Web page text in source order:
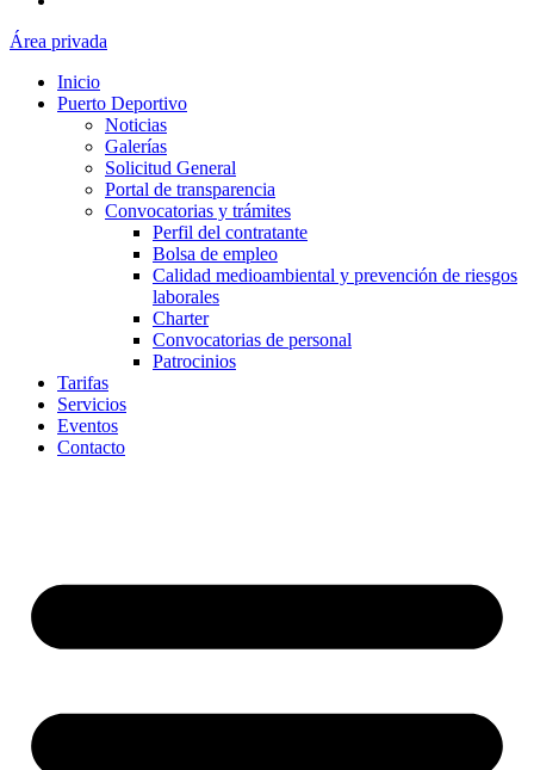
Área privada
Inicio
Puerto Deportivo
Noticias
Galerías
Solicitud General
Portal de transparencia
Convocatorias y trámites
Perfil del contratante
Bolsa de empleo
Calidad medioambiental y prevención de riesgos
laborales
Charter
Convocatorias de personal
Patrocinios
Tarifas
Servicios
Eventos
Contacto